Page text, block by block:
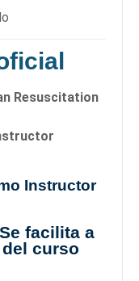
Resuscitation
Instructor
facilita a
curso